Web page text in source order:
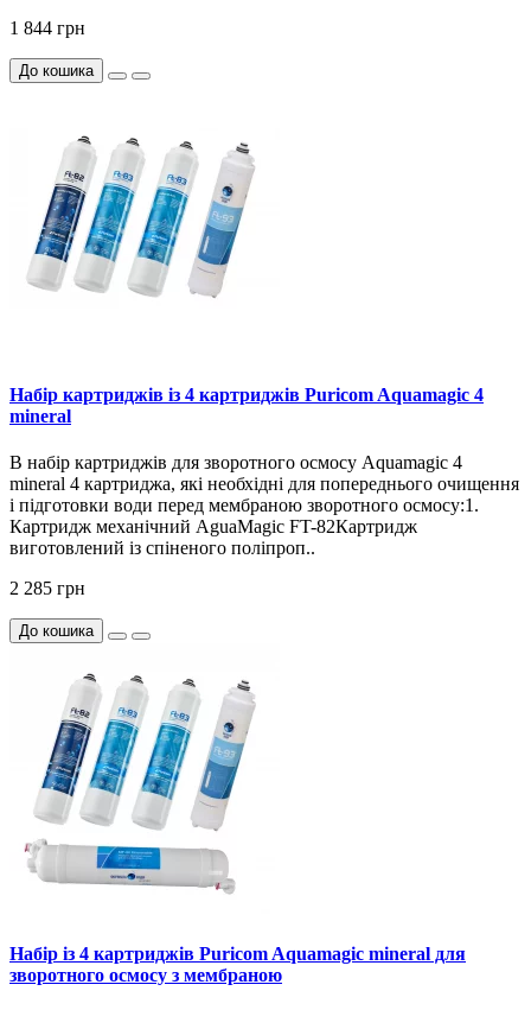
1 844 грн
До кошика
Набір картриджів із 4 картриджів Puricom Aquamagic 4
mineral
В набір картриджів для зворотного осмосу Aquamagic 4
mineral 4 картриджа, які необхідні для попереднього очищення
і підготовки води перед мембраною зворотного осмосу:1.
Картридж механічний AguaMagic FT-82Картридж
виготовлений із спіненого поліпроп..
2 285 грн
До кошика
Набір із 4 картриджів Puricom Aquamagic mineral для
зворотного осмосу з мембраною